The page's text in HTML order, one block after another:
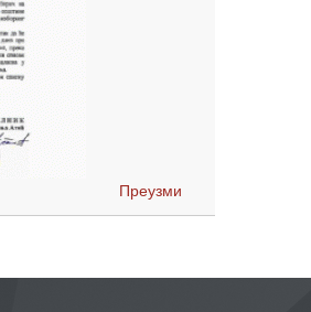
Преузми